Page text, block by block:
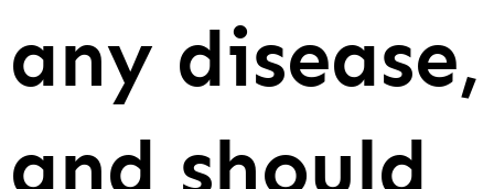
any disease,
and should